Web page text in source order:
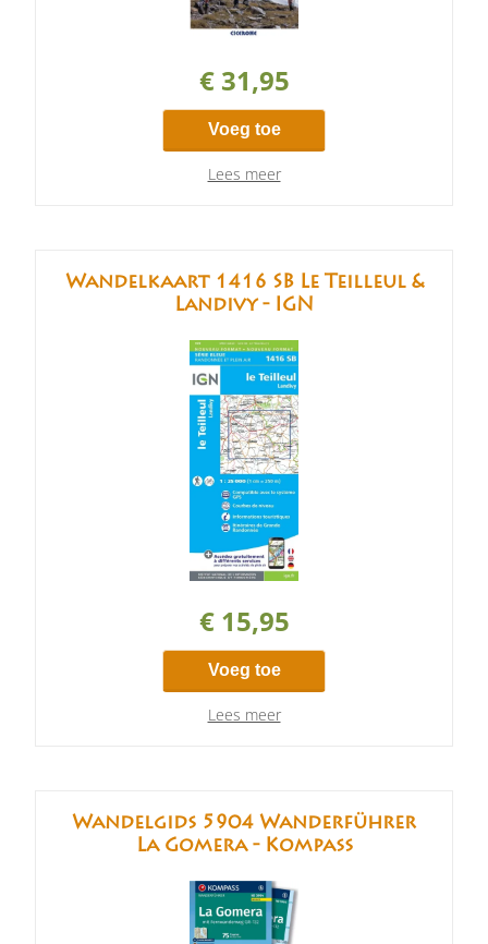
€ 31,95
Voeg toe
Lees meer
Wandelkaart 1416 SB Le Teilleul &
Landivy - IGN
€ 15,95
Voeg toe
Lees meer
Wandelgids 5904 Wanderführer
La Gomera - Kompass